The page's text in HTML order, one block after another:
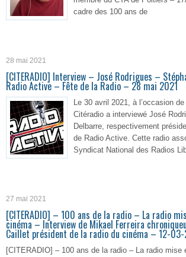
cadre des 100 ans de
28 mai 2021
[CITERADIO] Interview – José Rodrigues –
Radio Active – Fête de la Radio – 28 mai 2021
Le 30 avril 2021, à l’occasion
Citéradio a interviewé José
Delbarre, respectivement
de Radio Active. Cette radio
Syndicat National des Radios
27 mai 2021
[CITERADIO] – 100 ans de la radio – La radio
cinéma – Interview de Mikael Ferreira
Caillet président de la radio du cinéma – 12-03-
[CITERADIO] – 100 ans de la radio – La radio mise